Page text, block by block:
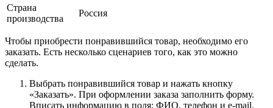
Страна
производства
Россия
Чтобы приобрести понравившийся товар, необходимо его
заказать. Есть несколько сценариев того, как это можно
сделать.
Выбрать понравившийся товар и нажать кнопку
«Заказать». При оформлении заказа заполнить форму.
Вписать информацию в поля: ФИО, телефон и e-mail.